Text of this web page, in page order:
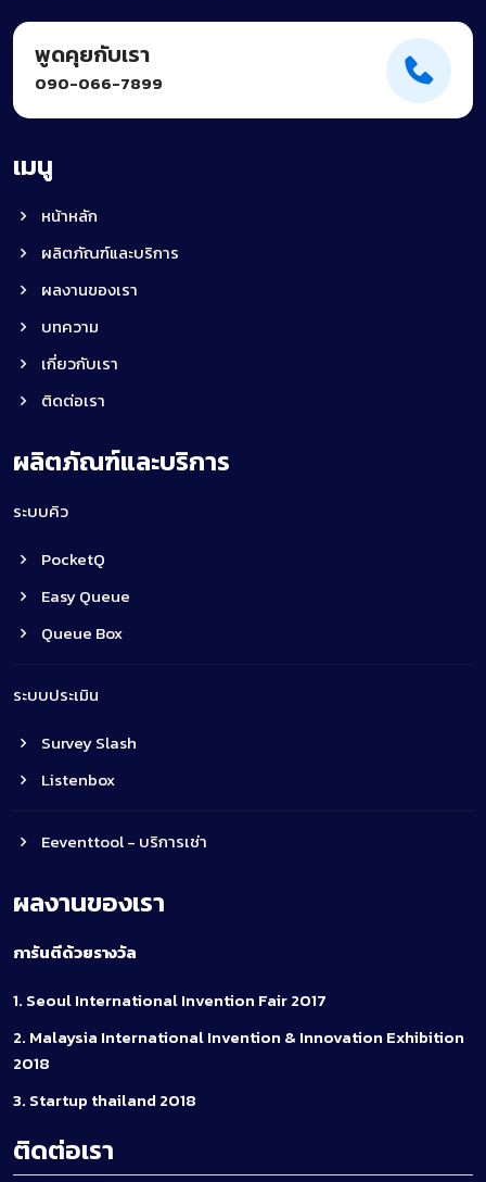
พูดคุยกับเรา
090-066-7899
เมนู
หน้าหลัก
ผลิตภัณฑ์และบริการ
ผลงานของเรา
บทความ
เกี่ยวกับเรา
ติดต่อเรา
ผลิตภัณฑ์และบริการ
ระบบคิว
PocketQ
Easy Queue
Queue Box
ระบบประเมิน
Survey Slash
Listenbox
Eeventtool - บริการเช่า
ผลงานของเรา
การันตีด้วยรางวัล
1. Seoul International Invention Fair 2017
2. Malaysia International Invention & Innovation Exhibition
2018
3. Startup thailand 2018
ติดต่อเรา